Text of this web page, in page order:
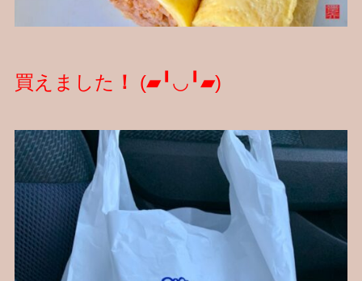
買えました ！ (▰╹◡╹▰)